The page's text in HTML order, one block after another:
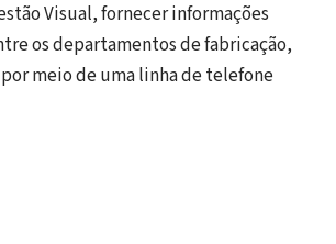
Visual, fornecer informações
os departamentos de fabricação,
meio de uma linha de telefone